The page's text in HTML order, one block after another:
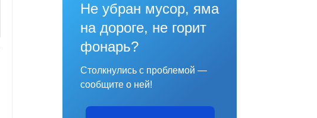
Не убран мусор, яма
на дороге, не горит
фонарь?
Столкнулись с проблемой —
сообщите о ней!